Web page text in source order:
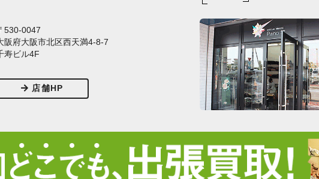
530-0047
阪府大阪市北区西天満4-8-7
寿ビル4F
店舗HP